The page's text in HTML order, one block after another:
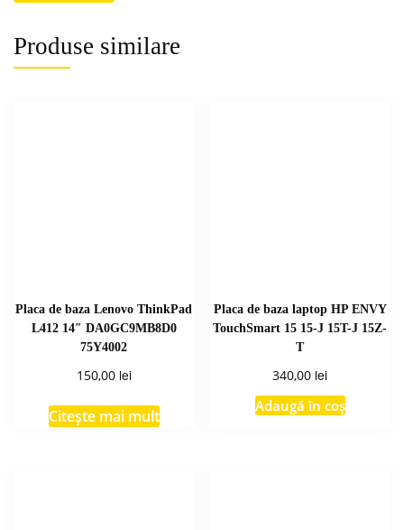
Produse similare
Placa de baza Lenovo ThinkPad
L412 14″ DA0GC9MB8D0
75Y4002
150,00 lei
Citește mai mult
Placa de baza laptop HP ENVY
TouchSmart 15 15-J 15T-J 15Z-
T
340,00 lei
Adaugă în coș